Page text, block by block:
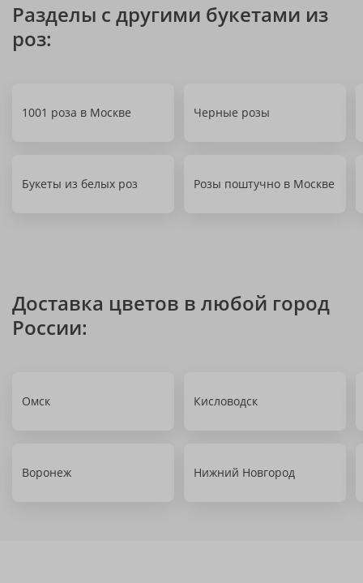
Разделы с другими букетами из
роз:
1001 роза в Москве Черные розы
Букеты из белых роз Розы поштучно в Москве
Доставка цветов в любой город
России:
Омск Кисловодск
Воронеж Нижний Новгород